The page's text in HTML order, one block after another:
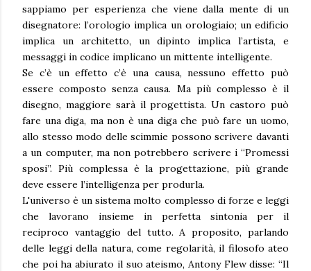
sappiamo per esperienza che viene dalla mente di un
disegnatore: l’orologio implica un orologiaio; un edificio
implica un architetto, un dipinto implica l’artista, e
messaggi in codice implicano un mittente intelligente.
Se c’è un effetto c’è una causa, nessuno effetto può
essere composto senza causa. Ma più complesso è il
disegno, maggiore sarà il progettista. Un castoro può
fare una diga, ma non è una diga che può fare un uomo,
allo stesso modo delle scimmie possono scrivere davanti
a un computer, ma non potrebbero scrivere i “Promessi
sposi”. Più complessa è la progettazione, più grande
deve essere l’intelligenza per produrla.
L'universo è un sistema molto complesso di forze e leggi
che lavorano insieme in perfetta sintonia per il
reciproco vantaggio del tutto. A proposito, parlando
delle leggi della natura, come regolarità, il filosofo ateo
che poi ha abiurato il suo ateismo, Antony Flew disse: “Il